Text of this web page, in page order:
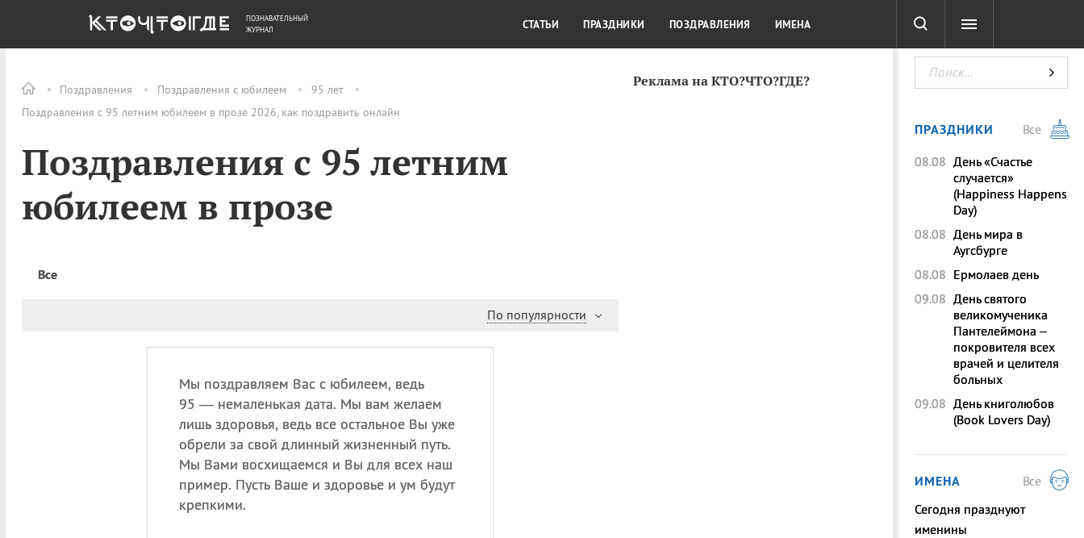
Поздравления Поздравления с юбилеем
95 лет
Поздравления с 95 летним юбилеем в прозе 2026, как поздравить онлайн
Поздравления с 95 летним
юбилеем в прозе
Все
По популярности
Мы поздравляем Вас с юбилеем, ведь
95 — немаленькая дата. Мы вам желаем
лишь здоровья, ведь все остальное Вы уже
обрели за свой длинный жизненный путь.
Мы Вами восхищаемся и Вы для всех наш
пример. Пусть Ваше и здоровье и ум будут
крепкими.
Реклама на КТО?ЧТО?ГДЕ?
ОБЩЕСТВО ДЕНЬГИ КУЛЬТУРА КРАСОТА ТЕСТЫ
ПОЗНАВАТЕЛЬНЫЙ
ЖУРНАЛ
СТАТЬИ ПРАЗДНИКИ ПОЗДРАВЛЕНИЯ ИМЕНА
ПРАЗДНИКИ
Все
08.08 День «Счастье
случается»
(Happiness Happens
Day)
08.08 День мира в
Аугсбурге
08.08 Ермолаев день
09.08 День святого
великомученика
Пантелеймона –
покровителя всех
врачей и целителя
больных
09.08 День книголюбов
(Book Lovers Day)
ИМЕНА
Все
Сегодня празднуют
именины